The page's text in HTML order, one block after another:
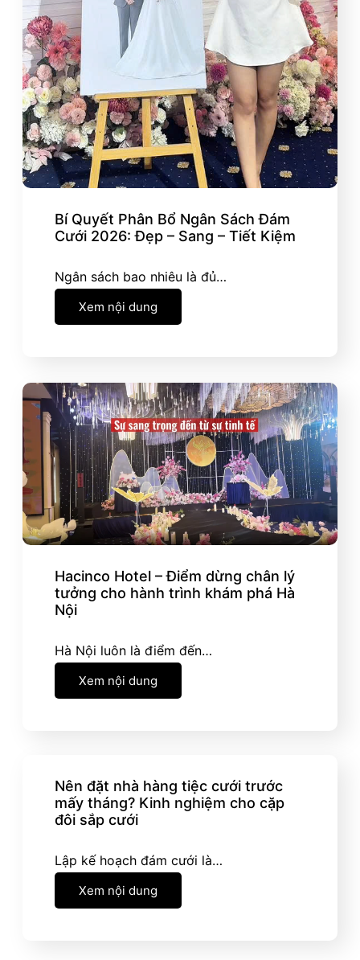
Bí Quyết Phân Bổ Ngân Sách Đám
Cưới 2026: Đẹp – Sang – Tiết Kiệm
Ngân sách bao nhiêu là đủ…
Xem nội dung
Hacinco Hotel – Điểm dừng chân lý
tưởng cho hành trình khám phá Hà
Nội
Hà Nội luôn là điểm đến…
Xem nội dung
Nên đặt nhà hàng tiệc cưới trước
mấy tháng? Kinh nghiệm cho cặp
đôi sắp cưới
Lập kế hoạch đám cưới là…
Xem nội dung